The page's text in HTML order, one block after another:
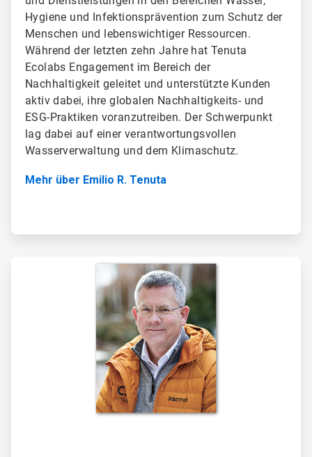
Hygiene und Infektionsprävention zum Schutz der
Menschen und lebenswichtiger Ressourcen.
Während der letzten zehn Jahre hat Tenuta
Ecolabs Engagement im Bereich der
Nachhaltigkeit geleitet und unterstützte Kunden
aktiv dabei, ihre globalen Nachhaltigkeits- und
ESG-Praktiken voranzutreiben. Der Schwerpunkt
lag dabei auf einer verantwortungsvollen
Wasserverwaltung und dem Klimaschutz.
Mehr über Emilio R. Tenuta